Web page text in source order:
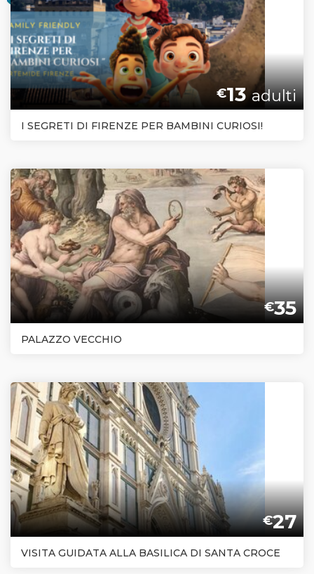
€13adulti
I SEGRETI DI FIRENZE PER BAMBINI CURIOSI!
€35
PALAZZO VECCHIO
€27
VISITA GUIDATA ALLA BASILICA DI SANTA CROCE